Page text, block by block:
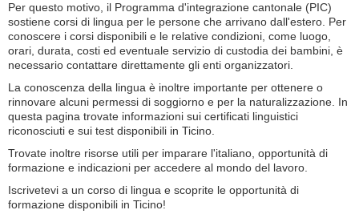
Per questo motivo, il Programma d'integrazione cantonale (PIC)
sostiene corsi di lingua per le persone che arrivano dall'estero. Per
conoscere i corsi disponibili e le relative condizioni, come luogo,
orari, durata, costi ed eventuale servizio di custodia dei bambini, è
necessario contattare direttamente gli enti organizzatori.
La conoscenza della lingua è inoltre importante per ottenere o
rinnovare alcuni permessi di soggiorno e per la naturalizzazione. In
questa pagina trovate informazioni sui certificati linguistici
riconosciuti e sui test disponibili in Ticino.
Trovate inoltre risorse utili per imparare l'italiano, opportunità di
formazione e indicazioni per accedere al mondo del lavoro.
Iscrivetevi a un corso di lingua e scoprite le opportunità di
formazione disponibili in Ticino!